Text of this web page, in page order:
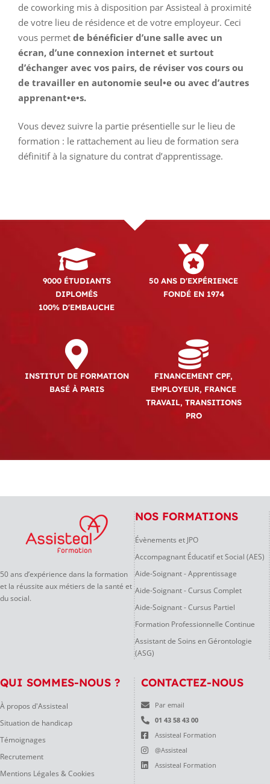
de coworking mis à disposition par Assisteal à proximité
de votre lieu de résidence et de votre employeur. Ceci
vous permet de bénéficier d’une salle avec un
écran, d’une connexion internet et surtout
d’échanger avec vos pairs, de réviser vos cours ou
de travailler en autonomie seul•e ou avec d’autres
apprenant•e•s.
Vous devez suivre la partie présentielle sur le lieu de
formation : le rattachement au lieu de formation sera
définitif à la signature du contrat d’apprentissage.
9000 ÉTUDIANTS
DIPLOMÉS
100% D'EMBAUCHE
50 ANS D'EXPÉRIENCE
FONDÉ EN 1974
INSTITUT DE FORMATION
BASÉ À PARIS
FINANCEMENT CPF,
EMPLOYEUR, FRANCE
TRAVAIL, TRANSITIONS
PRO
50 ans d’expérience dans la formation
et la réussite aux métiers de la santé et
du social.
NOS FORMATIONS
Évènements et JPO
Accompagnant Éducatif et Social (AES)
Aide-Soignant - Apprentissage
Aide-Soignant - Cursus Complet
Aide-Soignant - Cursus Partiel
Formation Professionnelle Continue
Assistant de Soins en Gérontologie
(ASG)
QUI SOMMES-NOUS ?
À propos d'Assisteal
Situation de handicap
Témoignages
Recrutement
Mentions Légales & Cookies
CONTACTEZ-NOUS
Par email
01 43 58 43 00
Assisteal Formation
@Assisteal
Assisteal Formation